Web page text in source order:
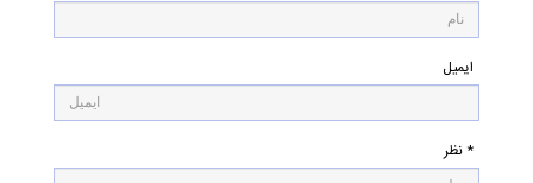
ایمیل
* نظر